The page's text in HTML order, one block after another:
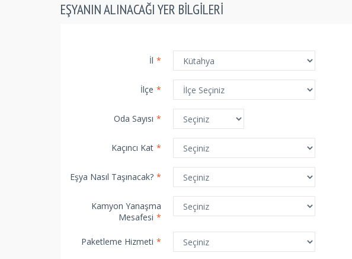
EŞYANIN ALINACAĞI YER BILGILERI
İl *
İlçe *
Oda Sayısı *
Kaçıncı Kat *
Eşya Nasıl Taşınacak? *
Kamyon Yanaşma
Mesafesi *
Paketleme Hizmeti *